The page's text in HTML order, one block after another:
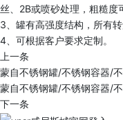
丝、2B或喷砂处理，粗糙度
3、罐有高强度结构，所有
4、可根据客户要求定制。
上一条
蒙自不锈钢罐/不锈钢容器/
蒙自不锈钢罐/不锈钢容器/
下一条